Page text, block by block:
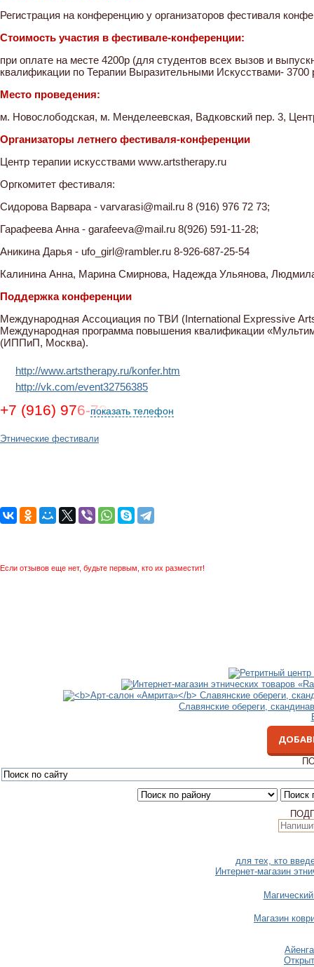
Регистрация на конференцию у организаторов фестиваля
Стоимость участия в фестивале-конференции:
при оплате на месте 4200р (для студентов всех вызов и
квалификации по Терапии Выразительными Искусствами- 3700
Место проведения:
м. Новослободская, м. Менделеевская, Вадковский пер. 3,
Организаторы летнего фестиваля-конференции
Центр терапии искусствами www.artstherapy.ru
Оргкомитет фестиваля:
Сидорова Варвара - varvarasi@mail.ru 8 (916) 976 72 73;
Гарафеева Анна - garafeeva@mail.ru 8(926) 591-11-28;
Аникина Дарья - ufo_girl@rambler.ru 8-926-687-25-54
Калинина Анна, Марина Смирнова, Надежда Ульянова,
Поддержка конференции
Международная Ассоциация по ТВИ (International Expressive
Международная программа повышения квалификации
(ИППиП, Москва).
http://www.artstherapy.ru/konfer.htm
http://vk.com/event32756385
+7 (916) 976-72-73, (926) 687-25-54
показать телефон
Этнические фестивали
Если отзывов еще нет, будьте первым, кто их разместит!
Славянские обереги,
для тех, кто
Интернет-магазин
Магазин